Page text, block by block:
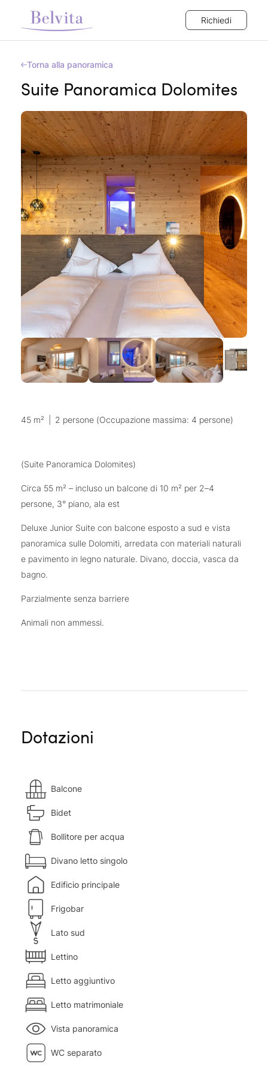
Richiedi
Torna alla panoramica
Suite Panoramica Dolomites
45 m² 2 persone (Occupazione massima: 4 persone)
(Suite Panoramica Dolomites)
Circa 55 m² – incluso un balcone di 10 m² per 2–4
persone, 3° piano, ala est
Deluxe Junior Suite con balcone esposto a sud e vista
panoramica sulle Dolomiti, arredata con materiali naturali
e pavimento in legno naturale. Divano, doccia, vasca da
bagno.
Parzialmente senza barriere
Animali non ammessi.
Dotazioni
Balcone
Bidet
Bollitore per acqua
Divano letto singolo
Edificio principale
Frigobar
Lato sud
Lettino
Letto aggiuntivo
Letto matrimoniale
Vista panoramica
WC separato